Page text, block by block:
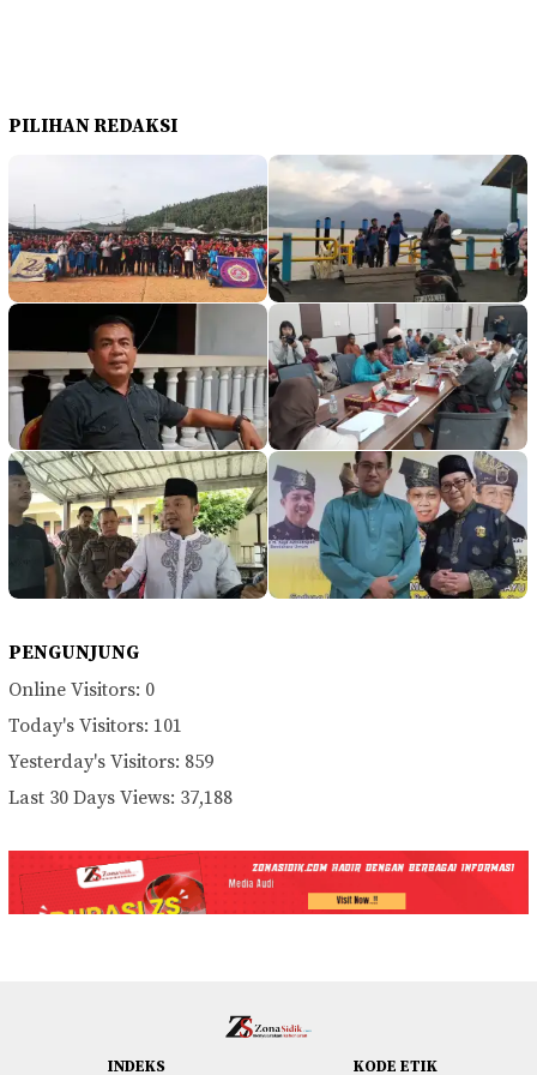
PILIHAN REDAKSI
PENGUNJUNG
Online Visitors: 0
Today's Visitors: 101
Yesterday's Visitors: 859
Last 30 Days Views: 37,188
INDEKS KODE ETIK